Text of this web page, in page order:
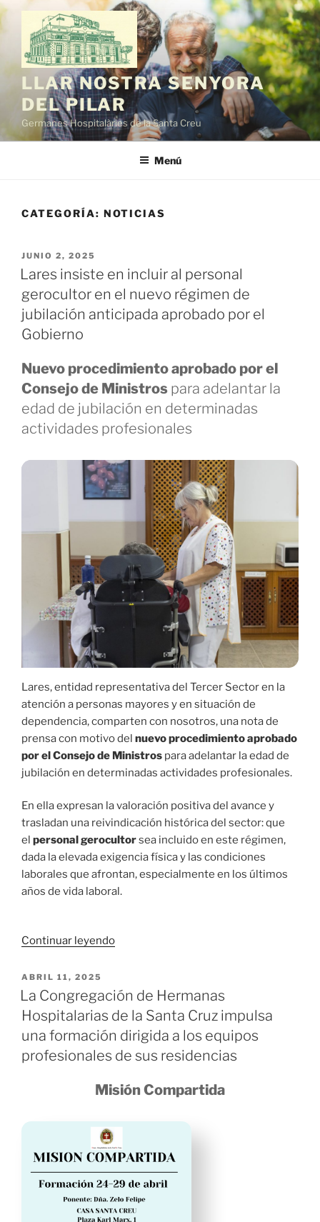
Saltar
contenido
LLAR NOSTRA SENYORA
DEL PILAR
Germanes Hospitalàries de la Santa Creu
Menú
CATEGORÍA: NOTICIAS
PUBLICADO
EL
JUNIO 2, 2025
Lares insiste en incluir al personal
gerocultor en el nuevo régimen de
jubilación anticipada aprobado por el
Gobierno
Nuevo procedimiento aprobado por el
Consejo de Ministros para adelantar la
edad de jubilación en determinadas
actividades profesionales
Lares, entidad representativa del Tercer Sector en la
atención a personas mayores y en situación de
dependencia, comparten con nosotros, una nota de
prensa con motivo del nuevo procedimiento aprobado
por el Consejo de Ministros para adelantar la edad de
jubilación en determinadas actividades profesionales.
En ella expresan la valoración positiva del avance y
trasladan una reivindicación histórica del sector: que
el personal gerocultorsea incluido en este régimen,
dada la elevada exigencia física y las condiciones
laborales que afrontan, especialmente en los últimos
años de vida laboral.
Continuar leyendo«Lares
incluir
al
personal
gerocultor
en
nuevo
de
jubilación
anticipada
aprobado
por
el
PUBLICADO
EL
ABRIL 11, 2025
La Congregación de Hermanas
Hospitalarias de la Santa Cruz impulsa
una formación dirigida a los equipos
profesionales de sus residencias
Misión Compartida